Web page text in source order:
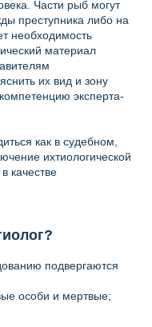
Части рыб могут
преступника либо на
необходимость
материал
их вид и зону
эксперта-
как в судебном,
ихтиологической
качестве
подвергаются
особи и мертвые;